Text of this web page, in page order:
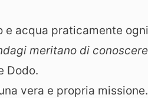
acqua praticamente
meritano di
Dodo.
vera e propria